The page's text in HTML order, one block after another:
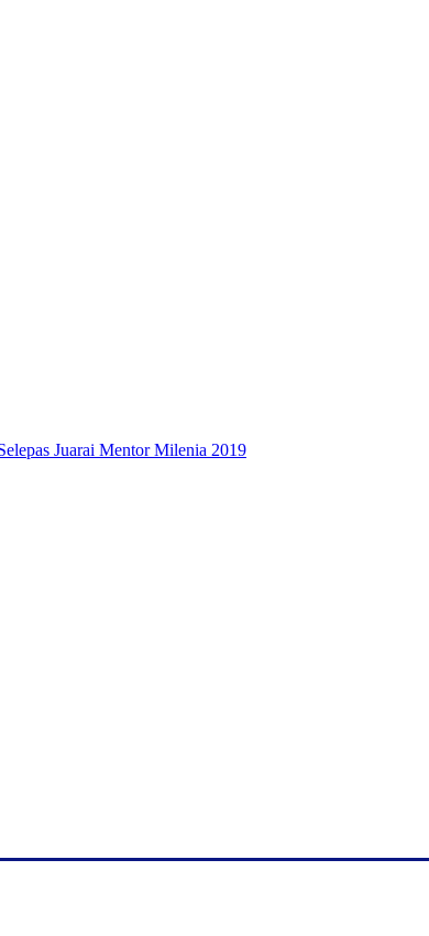
Juarai Mentor Milenia 2019